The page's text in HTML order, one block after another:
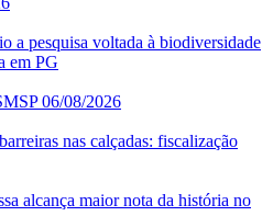
a pesquisa voltada à biodiversidade
em PG
06/08/2026
nas calçadas: fiscalização
alcança maior nota da história no